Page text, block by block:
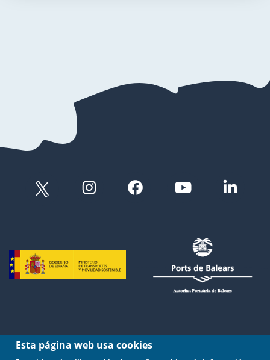
Esta página web usa cookies